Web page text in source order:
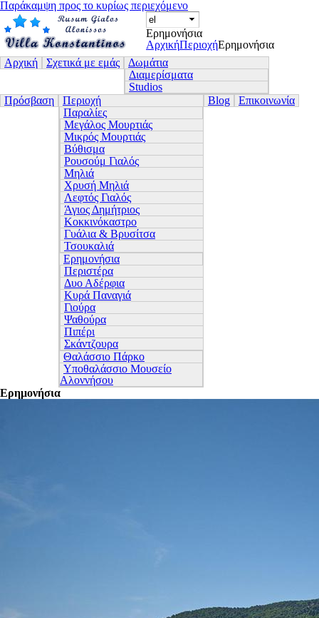
Παράκαμψη προς το κυρίως περιεχόμενο
Αρχική Σχετικά με εμάς
Δωμάτια
Διαμερίσματα
Studios
Πρόσβαση
Περιοχή
Παραλίες
Μεγάλος Μουρτιάς
Μικρός Μουρτιάς
Βύθισμα
Ρουσούμ Γιαλός
Μηλιά
Χρυσή Μηλιά
Λεφτός Γιαλός
Άγιος Δημήτριος
Κοκκινόκαστρο
Γυάλια & Βρυσίτσα
Τσουκαλιά
Ερημονήσια
Περιστέρα
Δυο Αδέρφια
Κυρά Παναγιά
Γιούρα
Ψαθούρα
Πιπέρι
Σκάντζουρα
Θαλάσσιο Πάρκο
Υποθαλάσσιο Μουσείο
Αλοννήσου
Blog Επικοινωνία
Ερημονήσια
ΑρχικήΠεριοχήΕρημονήσια
Ερημονήσια